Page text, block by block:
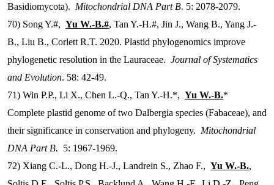
Basidiomycota). Mitochondrial DNA Part B. 5: 2078-2079.
70) Song Y.#, Yu W.-B.#, Tan Y.-H.#, Jin J., Wang B., Yang J.-
B., Liu B., Corlett R.T. 2020. Plastid phylogenomics improve
phylogenetic resolution in the Lauraceae. Journal of Systematics
and Evolution. 58: 42-49.
71) Win P.P., Li X., Chen L.-Q., Tan Y.-H.*, Yu W.-B.*
Complete plastid genome of two Dalbergia species (Fabaceae), and
their significance in conservation and phylogeny. Mitochondrial
DNA Part B. 5: 1967-1969.
72) Xiang C.-L., Dong H.-J., Landrein S., Zhao F., Yu W.-B.,